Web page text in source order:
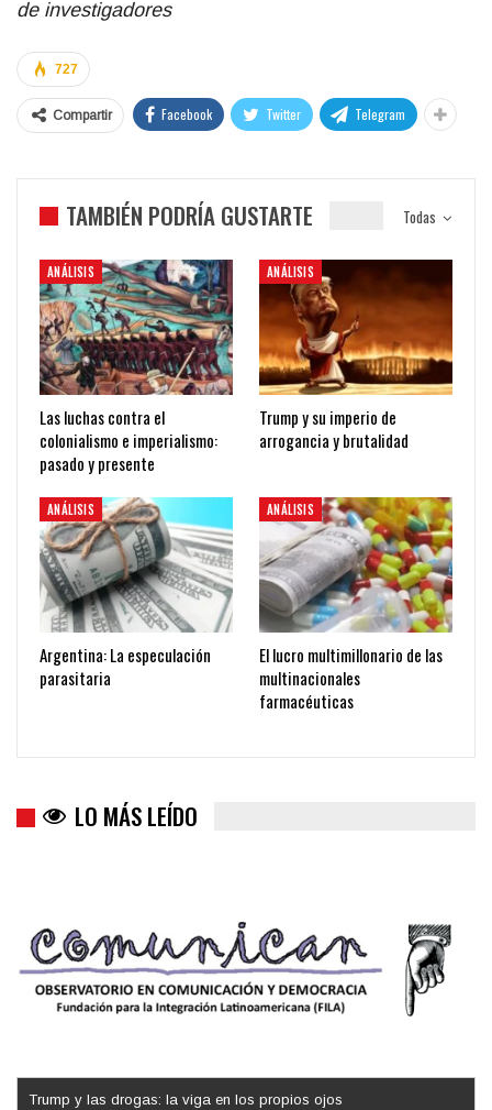
de investigadores
727
Compartir Facebook Twitter Telegram
Todas
TAMBIÉN PODRÍA GUSTARTE
ANÁLISIS
Las luchas contra el
colonialismo e imperialismo:
pasado y presente
ANÁLISIS
Trump y su imperio de
arrogancia y brutalidad
ANÁLISIS
Argentina: La especulación
parasitaria
ANÁLISIS
El lucro multimillonario de las
multinacionales
farmacéuticas
LO MÁS LEÍDO
Trump y las drogas: la viga en los propios ojos